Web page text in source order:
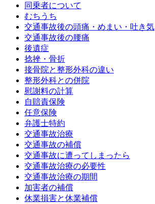
同乗者について
むちうち
交通事故後の頭痛・めまい・吐き気
交通事故後の腰痛
後遺症
捻挫・骨折
接骨院と整形外科の違い
整形外科との併院
慰謝料の計算
自賠責保険
任意保険
弁護士特約
交通事故治療
交通事故の補償
交通事故に遭ってしまったら
交通事故治療の必要性
交通事故治療の期間
加害者の補償
休業損害と休業補償